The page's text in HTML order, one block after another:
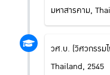
มหาสารคาม,
วศ.บ. (วิศวกรรม
Thailand, 2545